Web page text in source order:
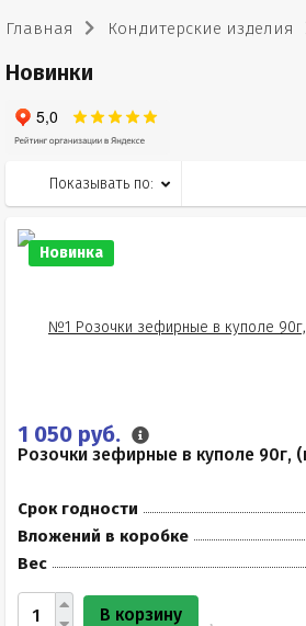
Главная Кондитерские изделия
Новинки
Показывать по:
Новинка
1 050 руб.
Розочки зефирные в куполе 90г,
Срок годности
Вложений в коробке
Вес
В корзину